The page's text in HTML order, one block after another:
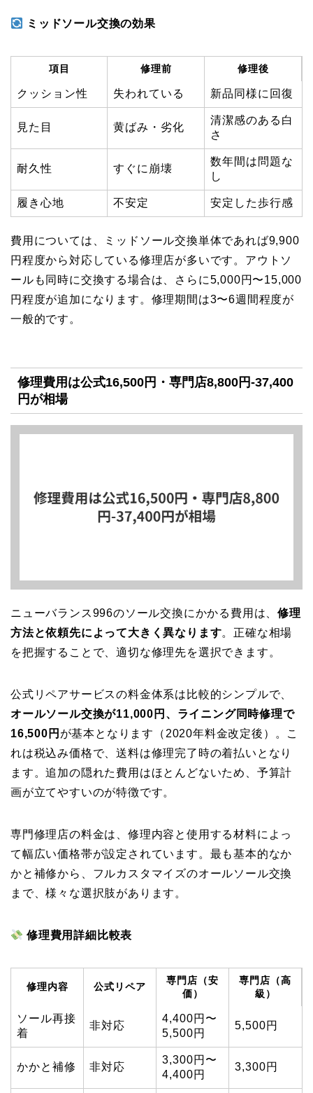
ミッドソール交換の効果
項目 修理前 修理後
クッション性 失われている 新品同様に回復
見た目 黄ばみ・劣化
清潔感のある白
さ
耐久性 すぐに崩壊
数年間は問題な
し
履き心地 不安定 安定した歩行感
費用については、ミッドソール交換単体であれば9,900
円程度から対応している修理店が多いです。アウトソ
ールも同時に交換する場合は、さらに5,000円〜15,000
円程度が追加になります。修理期間は3〜6週間程度が
一般的です。
修理費用は公式16,500円・専門店8,800円-37,400
円が相場
ニューバランス996のソール交換にかかる費用は、修理
方法と依頼先によって大きく異なります。正確な相場
を把握することで、適切な修理先を選択できます。
公式リペアサービスの料金体系は比較的シンプルで、
オールソール交換が11,000円、ライニング同時修理で
16,500円 が基本となります（2020年料金改定後）。こ
れは税込み価格で、送料は修理完了時の着払いとなり
ます。追加の隠れた費用はほとんどないため、予算計
画が立てやすいのが特徴です。
専門修理店の料金は、修理内容と使用する材料によっ
て幅広い価格帯が設定されています。最も基本的なか
かと補修から、フルカスタマイズのオールソール交換
まで、様々な選択肢があります。
修理費用詳細比較表
修理内容 公式リペア
専門店（安
価）
専門店（高
級）
ソール再接
着
非対応
4,400円〜
5,500円
5,500円
かかと補修 非対応
3,300円〜
4,400円
3,300円